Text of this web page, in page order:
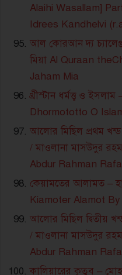
Alaihi Wasallam]
Idrees Kandhelvi
আল কোরআন দ্য
মিয়া Al Quraan
Jaham Mia
খ্রীস্টান ধর্মত্ত্ব ও
Dhormototto O
আলোর মিছিল প্রথম
/ মাওলানা মাসউদুর
Abdur Rahman
কেয়ামতের আলামত –
Kiamoter Alamot
আলোর মিছিল দ্বিতীয়
/ মাওলানা মাসউদুর
Abdur Rahman
কালিয়ারের কুতুব –